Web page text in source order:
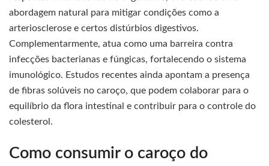
abordagem natural para mitigar condições como a
arteriosclerose e certos distúrbios digestivos.
Complementarmente, atua como uma barreira contra
infecções bacterianas e fúngicas, fortalecendo o sistema
imunológico. Estudos recentes ainda apontam a presença
de fibras solúveis no caroço, que podem colaborar para o
equilíbrio da flora intestinal e contribuir para o controle do
colesterol.
Como consumir o caroço do